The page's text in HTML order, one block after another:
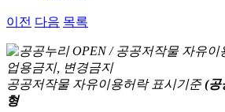
이전 다음 목록
공공저작물 자유이용허락 표시기준 (공
형